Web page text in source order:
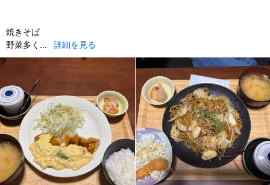
焼きそば
野菜多く...
詳細を見る